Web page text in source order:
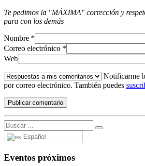
Te pedimos la "MÁXIMA" corrección y
para con los demás
Nombre *
Correo electrónico *
Web
Notificarme
por correo electrónico. También puedes
Español
Eventos próximos